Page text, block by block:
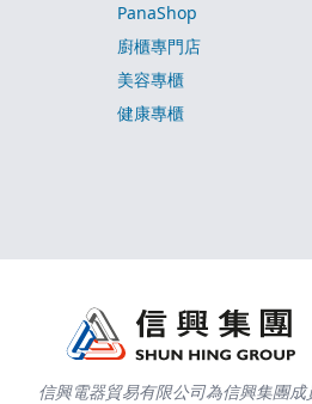
PanaShop
廚櫃專門店
美容專櫃
健康專櫃
信興電器貿易有限公司為信興集團成